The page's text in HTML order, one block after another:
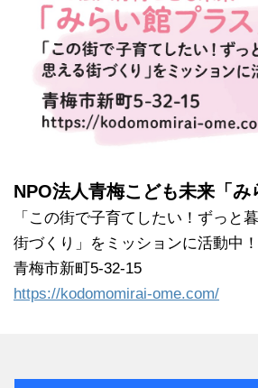
NPO法人青梅こども未来「み
「この街で子育てしたい！ずっと
街づくり」をミッションに活動中！
青梅市新町5-32-15
https://kodomomirai-ome.com/